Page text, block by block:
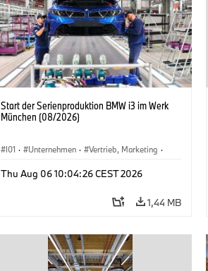
Start der Serienproduktion BMW i3 im Werk
München (08/2026)
I01 · Unternehmen · Vertrieb, Marketing ·
Thu Aug 06 10:04:26 CEST 2026
1,44 MB